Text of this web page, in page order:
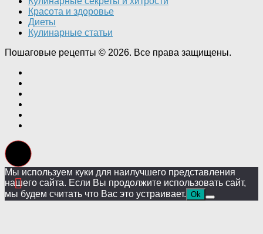
Красота и здоровье
Диеты
Кулинарные статьи
Пошаговые рецепты © 2026. Все права защищены.
Мы используем куки для наилучшего представления
нашего сайта. Если Вы продолжите использовать сайт,
мы будем считать что Вас это устраивает. Ok